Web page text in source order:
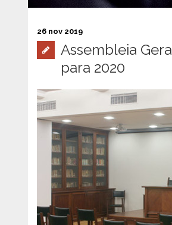
26 nov 2019
Assembleia
para 2020